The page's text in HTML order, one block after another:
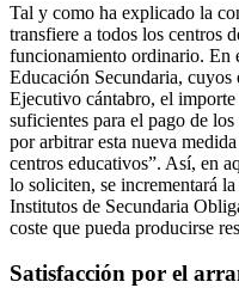
Tal y como ha explicado la
transfiere a todos los centros
funcionamiento ordinario. En
Educación Secundaria,
Ejecutivo cántabro, el
suficientes para el pago de
por arbitrar esta nueva
centros educativos”. Así, en
lo soliciten, se incrementará
Institutos de Secundaria
coste que pueda producirse
Satisfacción por el